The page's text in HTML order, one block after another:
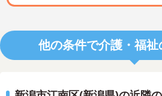
他の条件で介護・福